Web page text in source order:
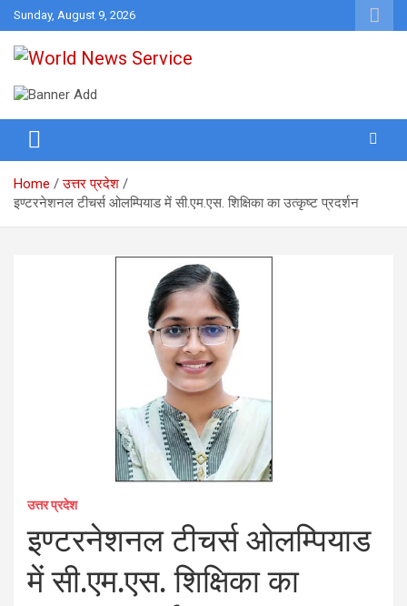
Skip
to
content
Sunday, August 9, 2026
World News Service
Home
उत्तर प्रदेश
इण्टरनेशनल टीचर्स ओलम्पियाड में सी.एम.एस. शिक्षिका का उत्कृष्ट प्रदर्शन
उत्तर प्रदेश
इण्टरनेशनल टीचर्स ओलम्पियाड
में सी.एम.एस. शिक्षिका का